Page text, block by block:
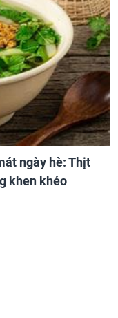
ngày hè: Thịt
khen khéo